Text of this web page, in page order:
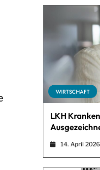
WIRTSCHAFT
LKH
14. April 2026